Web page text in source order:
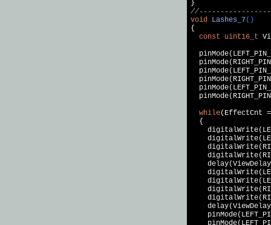
void Lashes_7()
{
const
uint16_t
while(EffectCnt
  {